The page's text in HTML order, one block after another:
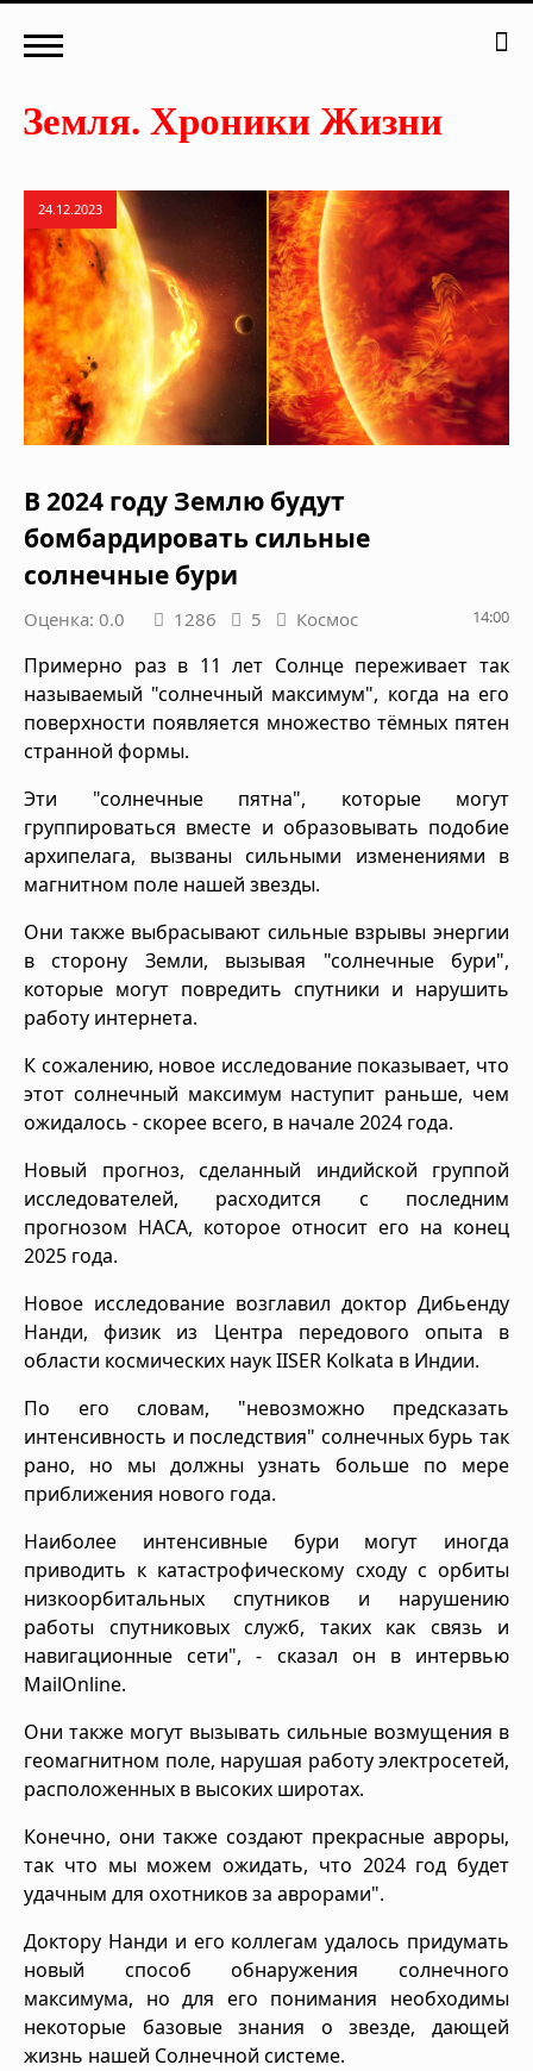
24.12.2023
В 2024 году Землю будут
бомбардировать сильные
солнечные бури
Оценка: 0.0 1286 5 Космос 14:00
Примерно раз в 11 лет Солнце переживает так
называемый "солнечный максимум", когда на его
поверхности появляется множество тёмных пятен
странной формы.
Эти "солнечные пятна", которые могут
группироваться вместе и образовывать подобие
архипелага, вызваны сильными изменениями в
магнитном поле нашей звезды.
Они также выбрасывают сильные взрывы энергии
в сторону Земли, вызывая "солнечные бури",
которые могут повредить спутники и нарушить
работу интернета.
К сожалению, новое исследование показывает, что
этот солнечный максимум наступит раньше, чем
ожидалось - скорее всего, в начале 2024 года.
Новый прогноз, сделанный индийской группой
исследователей, расходится с последним
прогнозом НАСА, которое относит его на конец
2025 года.
Новое исследование возглавил доктор Дибьенду
Нанди, физик из Центра передового опыта в
области космических наук IISER Kolkata в Индии.
По его словам, "невозможно предсказать
интенсивность и последствия" солнечных бурь так
рано, но мы должны узнать больше по мере
приближения нового года.
Наиболее интенсивные бури могут иногда
приводить к катастрофическому сходу с орбиты
низкоорбитальных спутников и нарушению
работы спутниковых служб, таких как связь и
навигационные сети", - сказал он в интервью
MailOnline.
Они также могут вызывать сильные возмущения в
геомагнитном поле, нарушая работу электросетей,
расположенных в высоких широтах.
Конечно, они также создают прекрасные авроры,
так что мы можем ожидать, что 2024 год будет
удачным для охотников за аврорами".
Доктору Нанди и его коллегам удалось придумать
новый способ обнаружения солнечного
максимума, но для его понимания необходимы
некоторые базовые знания о звезде, дающей
жизнь нашей Солнечной системе.